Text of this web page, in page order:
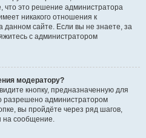
что это решение администратора
никакого отношения к
сайте. Если вы не знаете, за
с администратором
модератору?
кнопку, предназначенную для
разрешено администратором
вы пройдёте через ряд шагов,
на сообщение.